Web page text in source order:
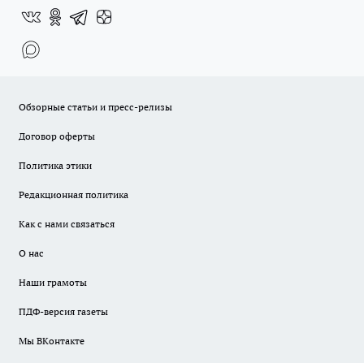
Обзорные статьи и пресс-релизы
Договор оферты
Политика этики
Редакционная политика
Как с нами связаться
О нас
Наши грамоты
ПДФ-версия газеты
Мы ВКонтакте